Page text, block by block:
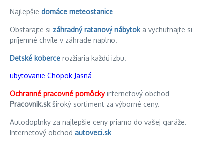
Najlepšie domáce meteostanice
Obstarajte si záhradný ratanový nábytoka vychutnajte si
príjemné chvíle v záhrade naplno.
Detské koberce rozžiaria každú izbu.
ubytovanie Chopok Jasná
Ochranné pracovné pomôckyinternetový obchod
Pracovnik.skširoký sortiment za výborné ceny.
Autodoplnky za najlepšie ceny priamo do vašej garáže.
Internetový obchod autoveci.sk